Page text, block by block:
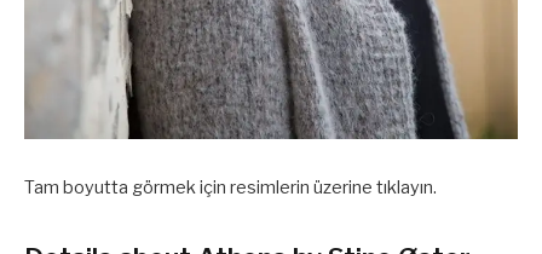
Tam boyutta görmek için resimlerin üzerine tıklayın.